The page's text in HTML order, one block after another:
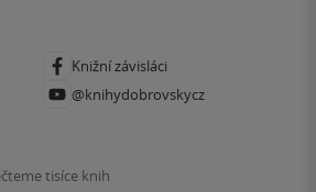
Knižní závisláci
@knihydobrovskycz
tisíce knih